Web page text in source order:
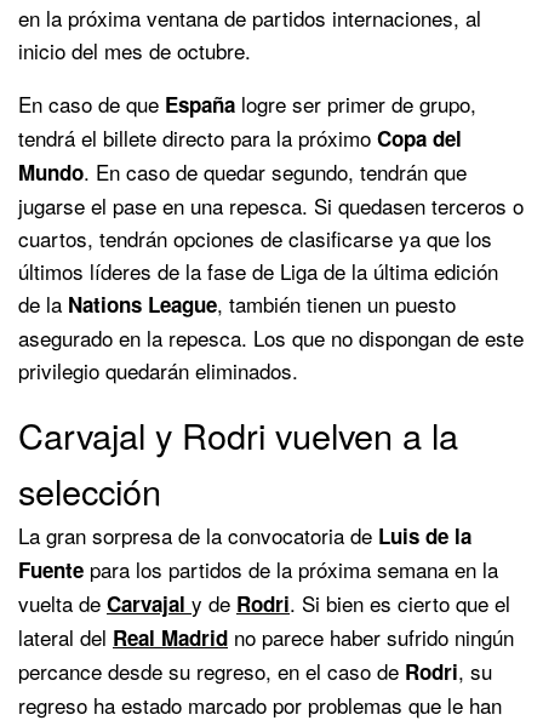
en la próxima ventana de partidos internaciones, al
inicio del mes de octubre.
En caso de que España logre ser primer de grupo,
tendrá el billete directo para la próximo Copa del
Mundo. En caso de quedar segundo, tendrán que
jugarse el pase en una repesca. Si quedasen terceros o
cuartos, tendrán opciones de clasificarse ya que los
últimos líderes de la fase de Liga de la última edición
de la Nations League, también tienen un puesto
asegurado en la repesca. Los que no dispongan de este
privilegio quedarán eliminados.
Carvajal y Rodri vuelven a la
selección
La gran sorpresa de la convocatoria de Luis de la
Fuente para los partidos de la próxima semana en la
vuelta de Carvajal y de Rodri. Si bien es cierto que el
lateral del Real Madrid no parece haber sufrido ningún
percance desde su regreso, en el caso de Rodri, su
regreso ha estado marcado por problemas que le han